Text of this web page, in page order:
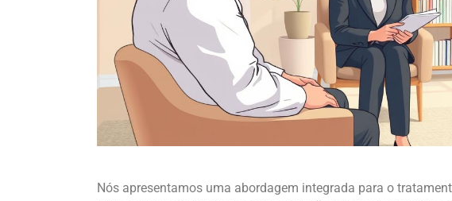
Nós apresentamos uma abordagem integrada para o